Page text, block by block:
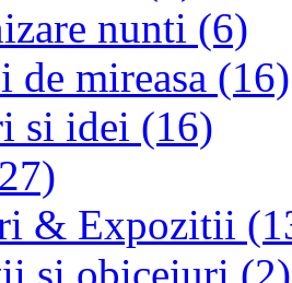
nunti (6)
de mireasa (16)
si idei (16)
& Expozitii
si obiceiuri (2)